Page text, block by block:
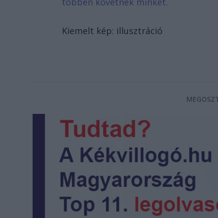
Kiemelt kép: illusztráció